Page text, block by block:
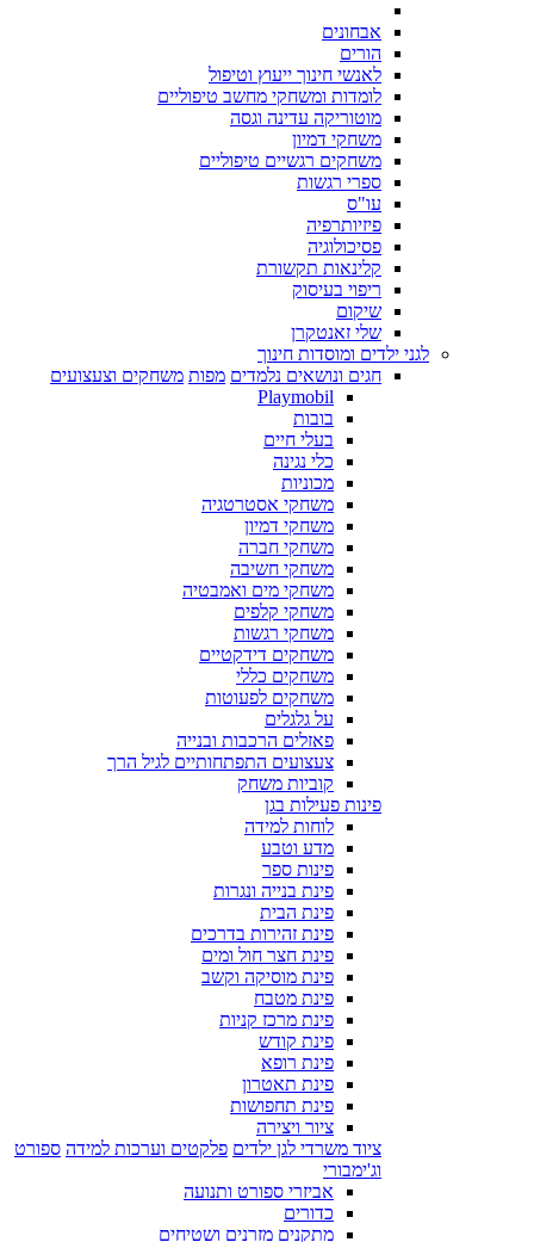
אבחונים
הורים
לאנשי חינוך ייעוץ וטיפול
לומדות ומשחקי מחשב טיפוליים
מוטוריקה עדינה וגסה
משחקי דמיון
משחקים רגשיים טיפוליים
ספרי רגשות
עו"ס
פיזיותרפיה
פסיכולוגיה
קלינאות תקשורת
ריפוי בעיסוק
שיקום
שלי זאנטקרן
לגני ילדים ומוסדות חינוך
חגים ונושאים נלמדים מפות משחקים וצעצועים
Playmobil
בובות
בעלי חיים
כלי נגינה
מכוניות
משחקי אסטרטגיה
משחקי דמיון
משחקי חברה
משחקי חשיבה
משחקי מים ואמבטיה
משחקי קלפים
משחקי רגשות
משחקים דידקטיים
משחקים כללי
משחקים לפעוטות
על גלגלים
פאזלים הרכבות ובנייה
צעצועים התפתחותיים לגיל הרך
קוביות משחק
פינות פעילות בגן
לוחות למידה
מדע וטבע
פינות ספר
פינת בנייה ונגרות
פינת הבית
פינת זהירות בדרכים
פינת חצר חול ומים
פינת מוסיקה וקשב
פינת מטבח
פינת מרכז קניות
פינת קודש
פינת רופא
פינת תאטרון
פינת תחפושות
ציור ויצירה
ציוד משרדי לגן ילדים פלקטים וערכות למידה ספורט
וג'ימבורי
אביזרי ספורט ותנועה
כדורים
מתקנים מזרנים ושטיחים